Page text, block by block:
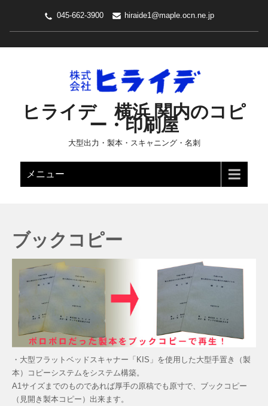
045-662-3900 hiraide1@maple.ocn.ne.jp
ヒライデ 横浜 関内のコピ
ー・印刷屋
大型出力・製本・スキャニング・名刺
メニュー
ブックコピー
・大型フラットベッドスキャナー「KIS」を使用した大型手置き（製
本）コピーシステムをシステム構築。
A1サイズまでのものであれば厚手の原稿でも原寸で、ブックコピー
（見開き製本コピー）出来ます。